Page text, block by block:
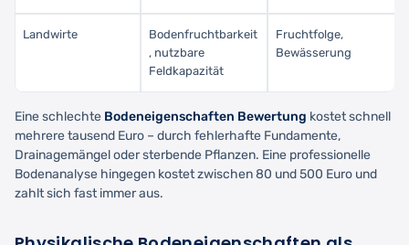
Landwirte
Bodenfruchtbarkeit
, nutzbare
Feldkapazität
Fruchtfolge,
Bewässerung
Eine schlechte Bodeneigenschaften Bewertung kostet schnell
mehrere tausend Euro – durch fehlerhafte Fundamente,
Drainagemängel oder sterbende Pflanzen. Eine professionelle
Bodenanalyse hingegen kostet zwischen 80 und 500 Euro und
zahlt sich fast immer aus.